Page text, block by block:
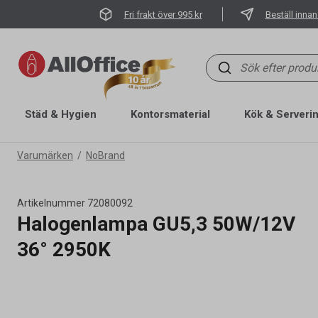
Fri frakt över 995 kr Beställ
Städ & Hygien Kontorsmaterial Kök &
Varumärken NoBrand
Artikelnummer 72080092
Halogenlampa GU5,3 50W/12V
36° 2950K